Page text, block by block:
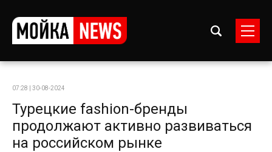
07:28 | 30-08-2024
Турецкие fashion-бренды
продолжают активно развиваться
на российском рынке